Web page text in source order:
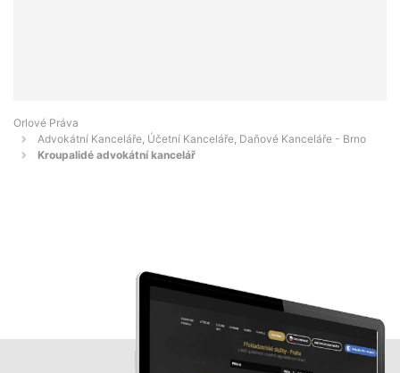
Orlové Práva
Advokátní Kanceláře, Účetní Kanceláře, Daňové Kanceláře - Brno
Kroupalidé advokátní kancelář